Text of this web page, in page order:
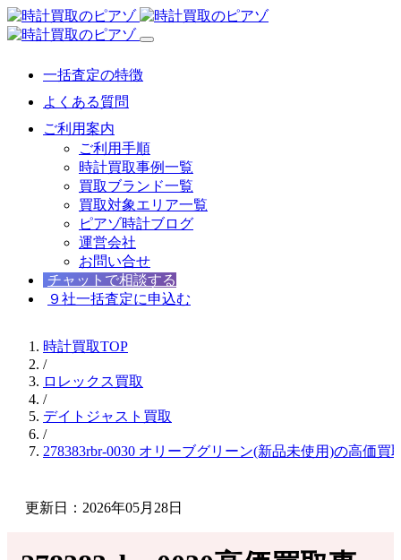
一括査定の特徴
よくある質問
ご利用案内
ご利用手順
時計買取事例一覧
買取ブランド一覧
買取対象エリア一覧
ピアゾ時計ブログ
運営会社
お問い合せ
チャットで相談する
９社一括査定に申込む
時計買取TOP
/
ロレックス買取
/
デイトジャスト買取
/
278383rbr-0030 オリーブグリーン(新品未使用)の高価買
更新日：2026年05月28日